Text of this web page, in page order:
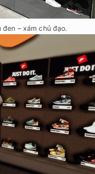
– xám chủ đạo.